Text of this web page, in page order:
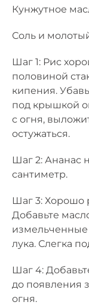
Кунжутное
Соль и
Шаг 1: Рис
половиной
кипения.
под крышкой
с огня,
остужаться.
Шаг 2: Ананас
сантиметр.
Шаг 3: Хорошо
Добавьте
измельченные
лука. Слегка
Шаг 4:
до появления
огня.